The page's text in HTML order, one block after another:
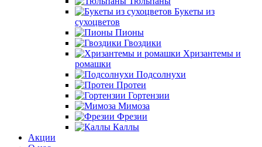
Букеты из
сухоцветов
Пионы
Гвоздики
Хризантемы и
ромашки
Подсолнухи
Протеи
Гортензии
Мимоза
Фрезии
Каллы
Акции